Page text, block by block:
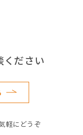
ください
軽にどうぞ